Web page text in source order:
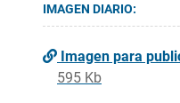
IMAGEN DIARIO:
Imagen para
595 Kb